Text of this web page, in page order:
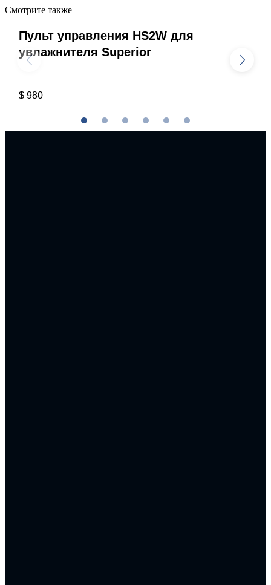
Смотрите также
Пульт управления HS2W для
увлажнителя Superior
$ 980